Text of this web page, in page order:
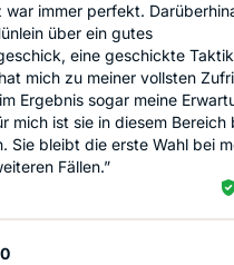
war immer perfekt.
über ein gutes
eine geschickte
mich zu meiner vollsten
Ergebnis sogar meine
mich ist sie in diesem Bereich
Sie bleibt die erste Wahl bei
Fällen.”
Sterne